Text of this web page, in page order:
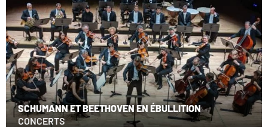
SCHUMANN ET BEETHOVEN EN ÉBULLITION
CONCERTS